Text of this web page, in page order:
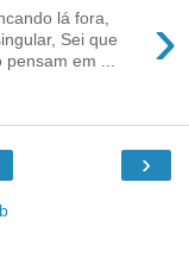
›
lá fora,
Sei que
em ...
›